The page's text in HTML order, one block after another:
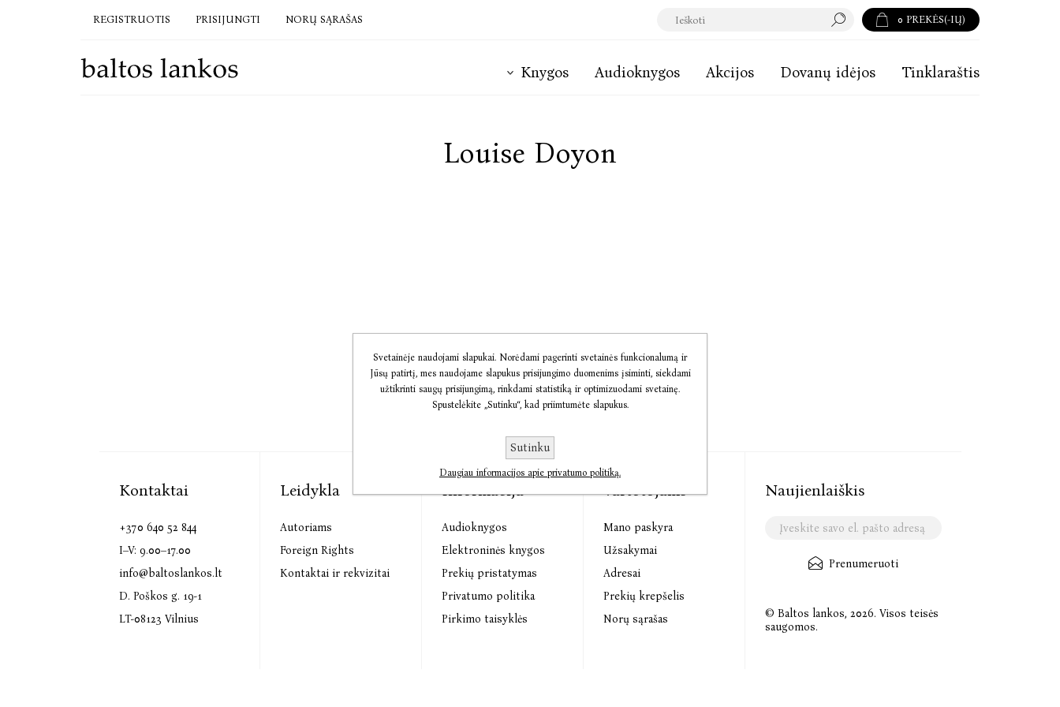
REGISTRUOTIS PRISIJUNGTI NORŲ SĄRAŠAS 0 PREKĖS(-IŲ)
Knygos Audioknygos Akcijos Dovanų idėjos Tinklaraštis
Louise Doyon
Kontaktai
+370 640 52 844
I–V: 9.00–17.00
info@baltoslankos.lt
D. Poškos g. 19-1
LT-08123 Vilnius
Leidykla
Autoriams
Foreign Rights
Kontaktai ir rekvizitai
Informacija
Audioknygos
Elektroninės knygos
Prekių pristatymas
Privatumo politika
Pirkimo taisyklės
Vartotojams
Mano paskyra
Užsakymai
Adresai
Prekių krepšelis
Norų sąrašas
Naujienlaiškis
Prenumeruoti
© Baltos lankos, 2026. Visos teisės
saugomos.
Svetainėje naudojami slapukai. Norėdami pagerinti svetainės funkcionalumą ir
Jūsų patirtį, mes naudojame slapukus prisijungimo duomenims įsiminti, siekdami
užtikrinti saugų prisijungimą, rinkdami statistiką ir optimizuodami svetainę.
Spustelėkite „Sutinku“, kad priimtumėte slapukus.
Sutinku
Daugiau informacijos apie privatumo politiką.